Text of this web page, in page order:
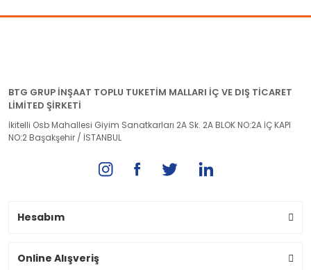
BTG GRUP İNŞAAT TOPLU TUKETİM MALLARI İÇ VE DIŞ TİCARET
LİMİTED ŞİRKETİ
İkitelli Osb Mahallesi Giyim Sanatkarları 2A Sk. 2A BLOK NO:2A İÇ KAPI
NO:2 Başakşehir / İSTANBUL
Hesabım
Online Alışveriş